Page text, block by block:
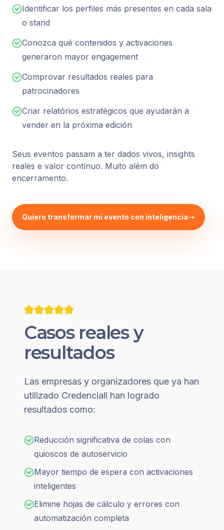
Identificar los perfiles más presentes en cada sala
o stand
Conozca qué contenidos y activaciones
generaron mayor engagement
Comprovar resultados reales para
patrocinadores
Criar relatórios estratégicos que ayudarán a
vender en la próxima edición
Seus eventos passam a ter dados vivos, insights
reales e valor contínuo. Muito além do
encerramento.
Quiero transformar mi evento con inteligencia
Casos reales y
resultados
Las empresas y organizadores que ya han
utilizado Credenciall han logrado
resultados como:
Reducción significativa de colas con
quioscos de autoservicio
Mayor tiempo de espera con activaciones
inteligentes
Elimine hojas de cálculo y errores con
automatización completa